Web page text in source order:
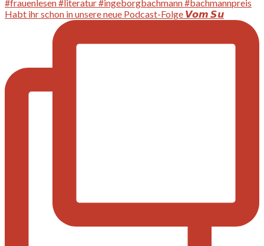
Habt ihr schon in unsere neue Podcast-Folge 𝙑𝙤𝙢 𝙎𝙪